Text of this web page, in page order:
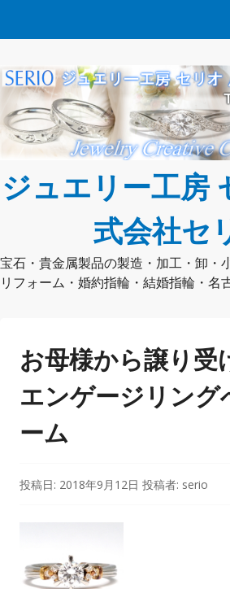
ン
ツ
へ
ス
キ
ジュエリー工房
式会社セ
宝石・貴金属製品の製造・加工・卸・
リフォーム・婚約指輪・結婚指輪・名
お母様から譲り受
エンゲージリング
ーム
投稿日: 2018年9月12日 投稿者: serio